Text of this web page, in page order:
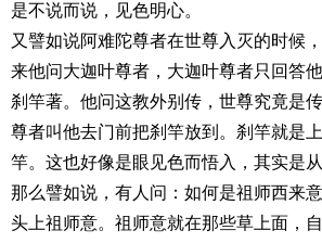
是不说而说，见色明心。
又譬如说阿难陀尊者在世尊入灭的时候
来他问大迦叶尊者，大迦叶尊者只回答
刹竿著。他问这教外别传，世尊究竟是
尊者叫他去门前把刹竿放到。刹竿就是
竿。这也好像是眼见色而悟入，其实是
那么譬如说，有人问：如何是祖师西来
头上祖师意。祖师意就在那些草上面，